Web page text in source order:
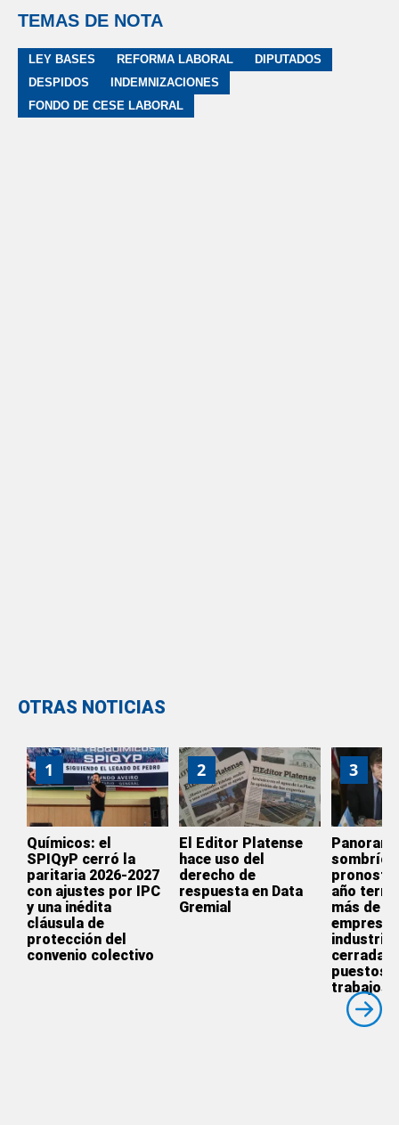
TEMAS DE NOTA
LEY BASES REFORMA LABORAL
DIPUTADOS
DESPIDOS
INDEMNIZACIONES
FONDO DE CESE LABORAL
OTRAS NOTICIAS
1
Químicos: el
SPIQyP cerró la
paritaria 2026-2027
con ajustes por IPC
y una inédita
cláusula de
protección del
convenio colectivo
2
El Editor Platense
hace uso del
derecho de
respuesta en Data
Gremial
3
sombrío:
año
más de
empresas
cerradas
puestos
trabajos